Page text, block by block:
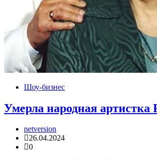
Шоу-бизнес
Умерла народная
netversion
26.04.2024
0